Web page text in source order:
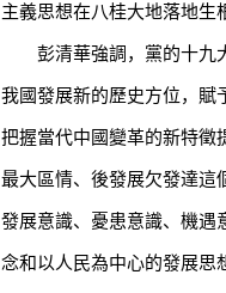
主義思想在八桂大地落地生
彭清華強調，黨的十九大
我國發展新的歷史方位，賦
把握當代中國變革的新特徵
最大區情、後發展欠發達這
發展意識、憂患意識、機遇
念和以人民為中心的發展思